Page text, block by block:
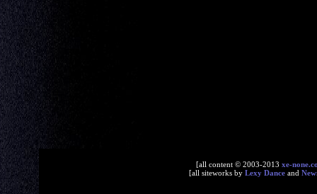
[all content © 2003-2013 xe-
[all siteworks by Lexy Dance and